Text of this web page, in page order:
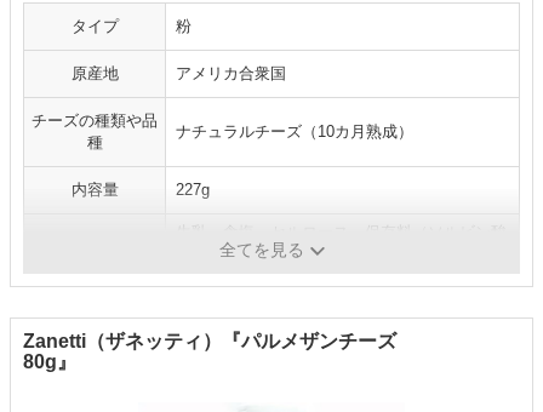
タイプ 粉
原産地 アメリカ合衆国
チーズの種類や品
種
ナチュラルチーズ（10カ月熟成）
内容量 227g
全てを見る
Zanetti（ザネッティ）『パルメザンチーズ
80g』